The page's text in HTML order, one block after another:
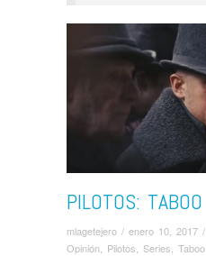
PILOTOS: TABOO
mlagetejero / enero 10, 2017 /
Opinión
Pilotos Series Taboo